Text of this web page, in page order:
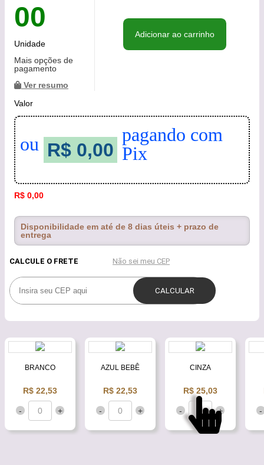
00
Unidade
Mais opções de
pagamento
Ver resumo
Adicionar ao carrinho
Valor
ou R$ 0,00
pagando com
Pix
R$ 0,00
Disponibilidade em até de 8 dias úteis + prazo de
entrega
BRANCO
R$ 22,53
- +
AZUL BEBÊ
R$ 22,53
- +
CINZA
R$ 25,03
- + -